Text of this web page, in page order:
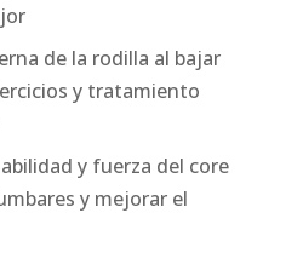
de la rodilla al bajar
y tratamiento
y fuerza del core
y mejorar el